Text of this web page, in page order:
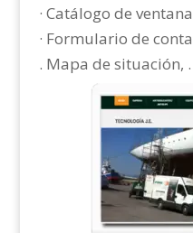
· Catálogo de
· Formulario de
. Mapa de situación,